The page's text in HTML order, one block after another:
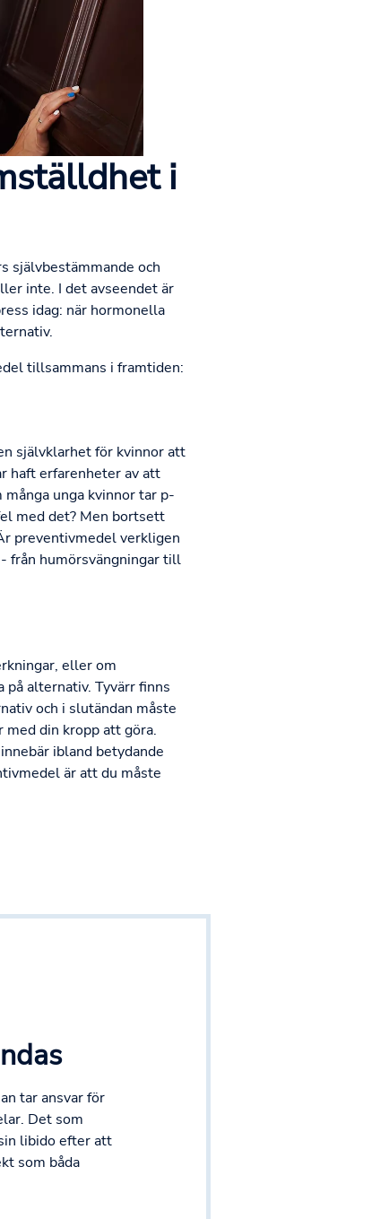
i
självbestämmande och
inte. I det avseendet är
idag: när hormonella
tillsammans i framtiden:
självklarhet för kvinnor att
haft erfarenheter av att
unga kvinnor tar p-
med det? Men bortsett
preventivmedel verkligen
från humörsvängningar till
eller om
alternativ. Tyvärr finns
och i slutändan måste
din kropp att göra.
ibland betydande
är att du måste
tar ansvar för
Det som
libido efter att
som båda